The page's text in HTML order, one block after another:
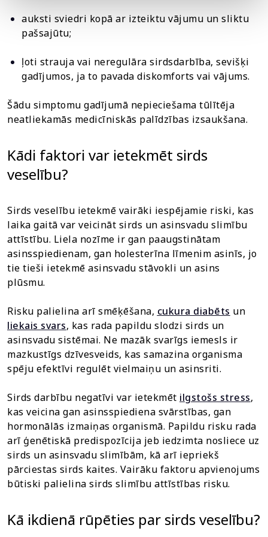
auksti sviedri kopā ar izteiktu vājumu un sliktu
pašsajūtu;
ļoti strauja vai neregulāra sirdsdarbība, sevišķi
gadījumos, ja to pavada diskomforts vai vājums.
Šādu simptomu gadījumā nepieciešama tūlītēja
neatliekamās medicīniskās palīdzības izsaukšana.
Kādi faktori var ietekmēt sirds
veselību?
Sirds veselību ietekmē vairāki iespējamie riski, kas
laika gaitā var veicināt sirds un asinsvadu slimību
attīstību. Liela nozīme ir gan paaugstinātam
asinsspiedienam, gan holesterīna līmenim asinīs, jo
tie tieši ietekmē asinsvadu stāvokli un asins
plūsmu.
Risku palielina arī smēķēšana, cukura diabēts un
liekais svars, kas rada papildu slodzi sirds un
asinsvadu sistēmai. Ne mazāk svarīgs iemesls ir
mazkustīgs dzīvesveids, kas samazina organisma
spēju efektīvi regulēt vielmaiņu un asinsriti.
Sirds darbību negatīvi var ietekmēt ilgstošs stress,
kas veicina gan asinsspiediena svārstības, gan
hormonālās izmaiņas organismā. Papildu risku rada
arī ģenētiskā predispozīcija jeb iedzimta nosliece uz
sirds un asinsvadu slimībām, kā arī iepriekš
pārciestas sirds kaites. Vairāku faktoru apvienojums
būtiski palielina sirds slimību attīstības risku.
Kā ikdienā rūpēties par sirds veselību?